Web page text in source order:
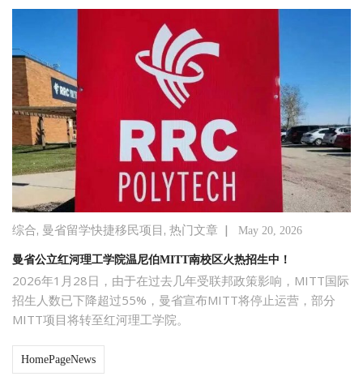
综合, 曼省留学快捷移民项目 , 热门文章 | May 20, 2026
曼省公立红河理工学院温尼伯MITT南校区火热招生中！
2026年1月28日，由于在过去几年受联邦政策影响，MITT国际
招生人数已下降超过55%，曼省宣布MITT将停止运营，部分
MITT项目将转至红河理工学院。
HomePageNews